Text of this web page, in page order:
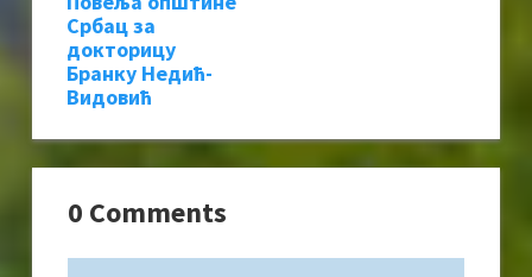
Србац за
докторицу
Бранку Недић-
Видовић
0 Comments